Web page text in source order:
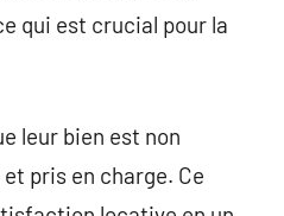
qui est crucial pour la
leur bien est non
pris en charge. Ce